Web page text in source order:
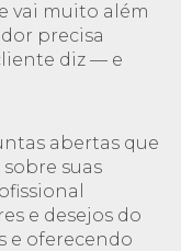
vai muito além
precisa
diz — e
abertas que
suas
e desejos do
e oferecendo